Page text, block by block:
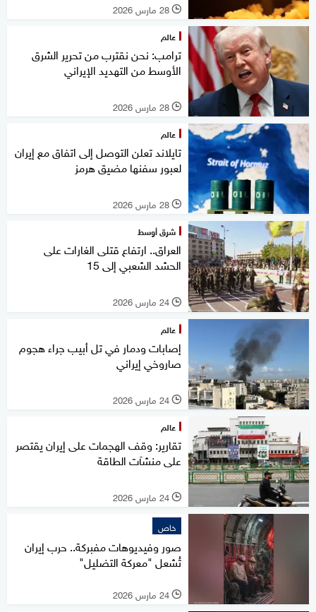
l 28 مارس 2026
عالم
ترامب: نحن نقترب من تحرير الشرق
الأوسط من التهديد الإيراني
l 28 مارس 2026
عالم
تايلاند تعلن التوصل إلى اتفاق مع إيران
لعبور سفنها مضيق هرمز
l 28 مارس 2026
شرق أوسط
العراق.. ارتفاع قتلى الغارات على
الحشد الشعبي إلى 15
l 24 مارس 2026
عالم
إصابات ودمار في تل أبيب جراء هجوم
صاروخي إيراني
l 24 مارس 2026
عالم
تقارير: وقف الهجمات على إيران يقتصر
على منشآت الطاقة
l 24 مارس 2026
خاص
صور وفيديوهات مفبركة.. حرب إيران
تُشعل "معركة التضليل"
l 24 مارس 2026